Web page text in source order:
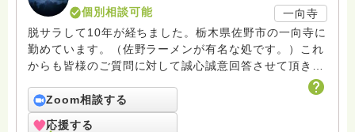
個別相談可能
一向寺
脱サラして10年が経ちました。栃木県佐野市の一向寺に
勤めています。（佐野ラーメンが有名な処です。）これ
からも皆様のご質問に対して誠心誠意回答させて頂きた
いと存じます。まだまだ修行中の身ですので至らぬ点あ
ろうかとは存じますが共に精進して参りましょうね。お
寺にもお気軽に遊びに来てください。
Zoom相談する
応援する